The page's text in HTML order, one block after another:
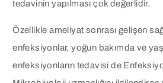
tedavinin yapılması çok değerlidir.
Özellikle ameliyat sonrası gelişen
enfeksiyonlar, yoğun bakımda ve
enfeksiyonların tedavisi de